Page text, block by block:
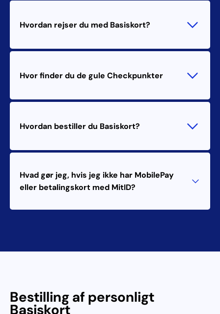
Hvordan rejser du med Basiskort?
Hvor finder du de gule Checkpunkter
Hvordan bestiller du Basiskort?
Hvad gør jeg, hvis jeg ikke har MobilePay
eller betalingskort med MitID?
Bestilling af personligt
Basiskort